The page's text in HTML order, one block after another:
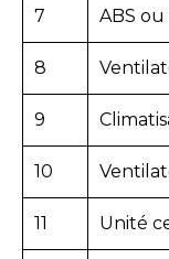
7 ABS ou
8
9
10
11 Unité